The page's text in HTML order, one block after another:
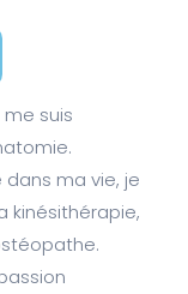
suis
ma vie, je
kinésithérapie,